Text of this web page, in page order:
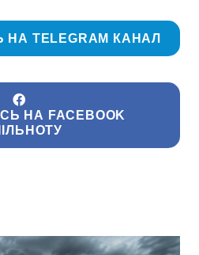
TELEGRAM КАНАЛ
НА FACEBOOK